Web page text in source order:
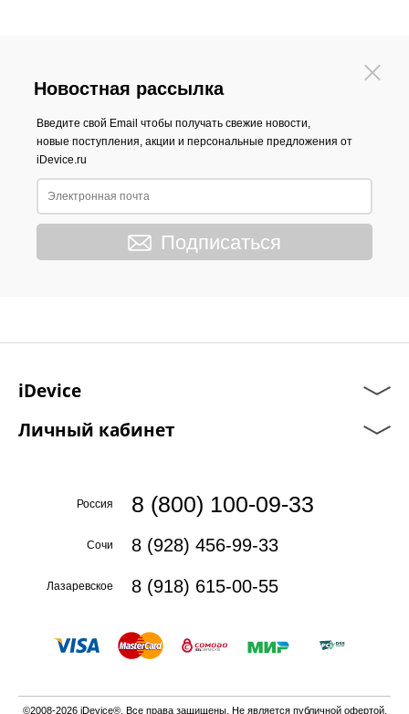
Новостная рассылка
Введите свой Email чтобы получать свежие новости,
новые поступления, акции и персональные предложения от
iDevice.ru
Подписаться
iDevice
Личный кабинет
Россия 8 (800) 100-09-33
Сочи 8 (928) 456-99-33
Лазаревское 8 (918) 615-00-55
©2008-2026 iDevice®. Все права защищены. Не является публичной офертой.